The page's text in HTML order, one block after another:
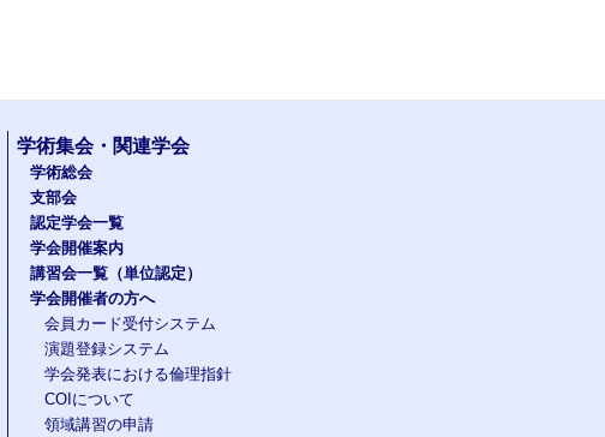
学術集会・関連学会
学術総会
支部会
認定学会一覧
学会開催案内
講習会一覧（単位認定）
学会開催者の方へ
会員カード受付システム
演題登録システム
学会発表における倫理指針
COIについて
領域講習の申請